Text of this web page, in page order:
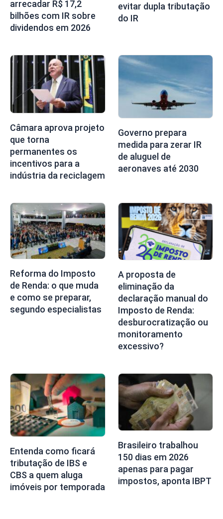
arrecadar R$ 17,2
bilhões com IR sobre
dividendos em 2026
evitar dupla tributação
do IR
Câmara aprova projeto
que torna
permanentes os
incentivos para a
indústria da reciclagem
Governo prepara
medida para zerar IR
de aluguel de
aeronaves até 2030
Reforma do Imposto
de Renda: o que muda
e como se preparar,
segundo especialistas
A proposta de
eliminação da
declaração manual do
Imposto de Renda:
desburocratização ou
monitoramento
excessivo?
Entenda como ficará
tributação de IBS e
CBS a quem aluga
imóveis por temporada
Brasileiro trabalhou
150 dias em 2026
apenas para pagar
impostos, aponta IBPT